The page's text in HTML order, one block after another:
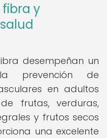
y
desempeñan un
prevención de
en adultos
frutas, verduras,
y frutos secos
una excelente